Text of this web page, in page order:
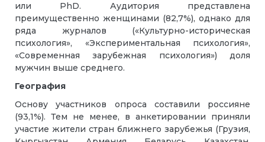
или PhD. Аудитория представлена
преимущественно женщинами (82,7%), однако для
ряда журналов («Культурно-историческая
психология», «Экспериментальная психология»,
«Современная зарубежная психология») доля
мужчин выше среднего.
География
Основу участников опроса составили россияне
(93,1%). Тем не менее, в анкетировании приняли
участие жители стран ближнего зарубежья (Грузия,